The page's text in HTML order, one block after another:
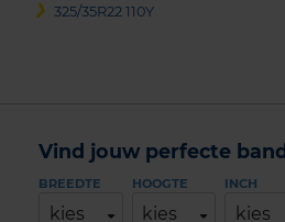
325/35R22 110Y
Vind jouw perfecte band
BREEDTE
kies
HOOGTE
kies
INCH
kies